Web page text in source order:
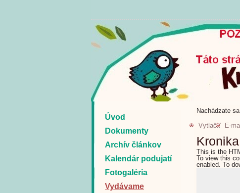
Úvod
Dokumenty
Archív článkov
Kalendár podujatí
Fotogaléria
Vydávame
Nachádzate
Vytlačiť
E-
This is the
To view this
enabled. To